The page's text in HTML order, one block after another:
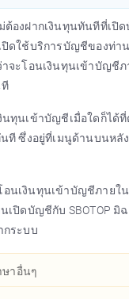
ต้องฝากเงินทุนทันทีที่เปิด
ปิดใช้บริการบัญชีของท่า
จะโอนเงินทุนเข้าบัญชี
ทุนเข้าบัญชีเมื่อใดก็ได้ที่
นทีซึ่งอยู่ที่เมนูด้านบนหลั
นเงินทุนเข้าบัญชีภายใน
เปิดบัญชีกับ SBOTOP
กระบบ
าอื่นๆ